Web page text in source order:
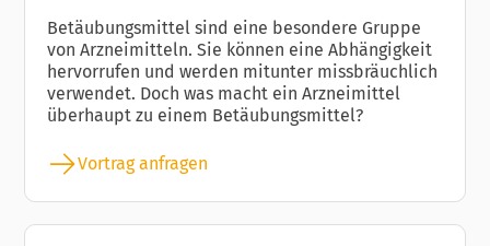
Betäubungsmittel sind eine besondere Gruppe
von Arzneimitteln. Sie können eine Abhängigkeit
hervorrufen und werden mitunter missbräuchlich
verwendet. Doch was macht ein Arzneimittel
überhaupt zu einem Betäubungsmittel?
Vortrag anfragen